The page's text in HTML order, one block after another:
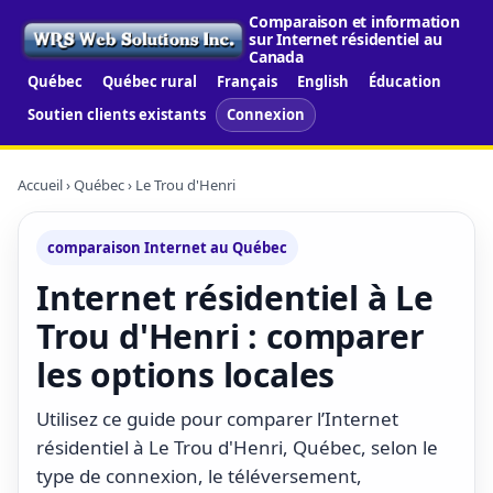
Comparaison et information
sur Internet résidentiel au
Canada
Québec Québec rural Français English
Éducation
Soutien clients existants
Connexion
Accueil›Québec› Le Trou d'Henri
comparaison Internet au Québec
Internet résidentiel à Le
Trou d'Henri : comparer
les options locales
Utilisez ce guide pour comparer l’Internet
résidentiel à Le Trou d'Henri, Québec, selon le
type de connexion, le téléversement,